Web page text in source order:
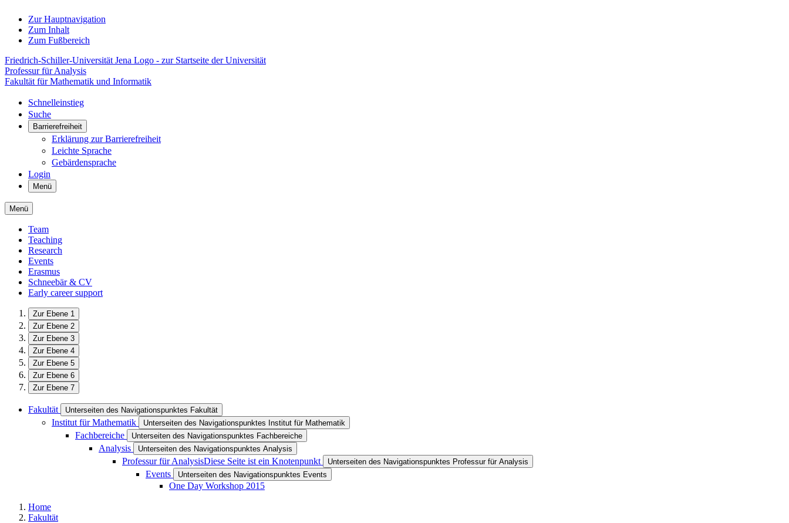
Zur Hauptnavigation
Zum Inhalt
Zum Fußbereich
Friedrich-Schiller-Universität Jena Logo - zur Startseite der Universität
Professur für Analysis
Fakultät für Mathematik und Informatik
Schnelleinstieg
Suche
Barrierefreiheit
Erklärung zur Barrierefreiheit
Leichte Sprache
Gebärdensprache
Login
Menü
Menü
Team
Teaching
Research
Events
Erasmus
Schneebär & CV
Early career support
Zur Ebene 1
Zur Ebene 2
Zur Ebene 3
Zur Ebene 4
Zur Ebene 5
Zur Ebene 6
Zur Ebene 7
Fakultät Unterseiten des Navigationspunktes Fakultät
Institut für Mathematik Unterseiten des Navigationspunktes Institut für Mathematik
Fachbereiche Unterseiten des Navigationspunktes Fachbereiche
Analysis Unterseiten des Navigationspunktes Analysis
Professur für AnalysisDiese Seite ist ein Knotenpunkt Unterseiten des Navigationspunktes Professur für Analysis
Events Unterseiten des Navigationspunktes Events
One Day Workshop 2015
Home
Fakultät